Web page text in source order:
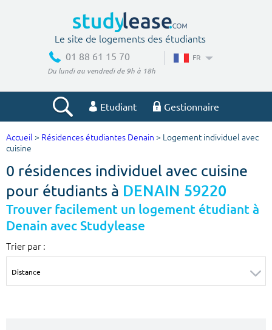
Le site de logements des étudiants
01 88 61 15 70
Du lundi au vendredi de 9h à 18h
FR
Etudiant Gestionnaire
Votre recherche
Ville, école
Budget min
€
Budget max
€
Surface min Surface max
Accueil > Résidences étudiantes Denain > Logement individuel avec
cuisine
0 résidences individuel avec cuisine
pour étudiants à DENAIN 59220
Trouver facilement un logement étudiant à
Denain avec Studylease
Trier par :